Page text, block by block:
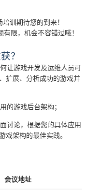
训期待您的到来！
限，机会不容错过哦！
？
让游戏开发及运维人员可
扩展、分析成功的游戏并
的游戏后台架构；
讨论，根据您的具体应用
戏架构的最佳实践。
会议地址